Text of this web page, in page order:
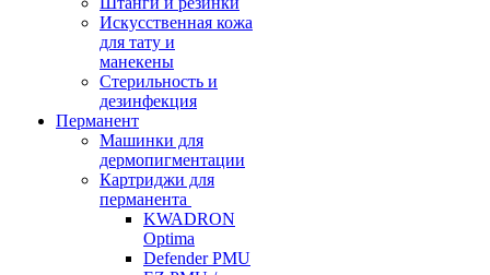
Искусственная кожа
для тату и
манекены
Стерильность и
дезинфекция
Перманент
Машинки для
дермопигментации
Картриджи для
перманента
KWADRON
Optima
Defender PMU